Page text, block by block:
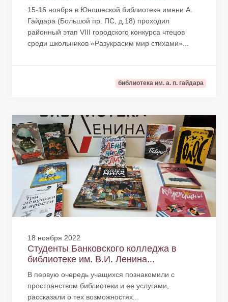
15-16 ноября в Юношеской библиотеке имени А.
Гайдара (Большой пр. ПС, д.18) проходил
районный этап VIII городского конкурса чтецов
среди школьников «Разукрасим мир стихами»...
библиотека им. а. п. гайдара
18 ноября 2022
Студенты Банковского колледжа в
библиотеке им. В.И. Ленина...
В первую очередь учащихся познакомили с
пространством библиотеки и ее услугами,
рассказали о тех возможностях...